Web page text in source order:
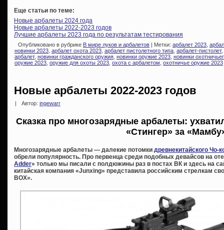
Еще статьи по теме:
Новые арбалеты 2024 года
Новые арбалеты 2022-2023 годов
Лучшие арбалеты 2023 года по результатам тестирования
Опубликовано в рубрике В мире луков и арбалетов | Метки: арбалет 2023
новинки 2023 арбалет охота 2023 арбалет пистолетного типа арбалет-пистолет,
арбалет, новинки гражданского оружия новинки оружие 2023 новинки
оружие 2023 оружие для охоты 2023 охота с арбалетом охотничье оружие 2023
Новые арбалеты 2022-2023 годов
| Автор: ingewarr
Сказка про многозарядные арбалеты:
«Стингер» за
Многозарядные арбалеты — далекие потомки древнекитайского Чо-
обрели популярность. Про первенца среди подобных девайсов на
Adder» только мы писали с полдюжины раз в постах ВК и здесь на
китайская компания «Junxing» представила российским стрелкам
BOX».